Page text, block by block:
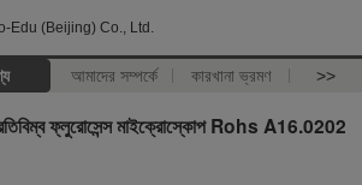
Edu (Beijing) Co., Ltd.
আমাদের সম্পর্কে কারখানা ভ্রমণ >>
ফ্লুরোসেন্স মাইক্রোস্কোপ Rohs A16.0202